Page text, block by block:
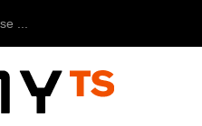
...